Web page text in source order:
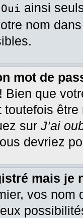
Oui ainsi
nom
mot de
Bien que
toutefois
sur J’ai
devriez
mais je
vos nom